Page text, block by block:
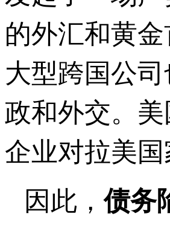
的外汇和黄
大型跨国公
政和外交。
企业对拉美
因此，债务